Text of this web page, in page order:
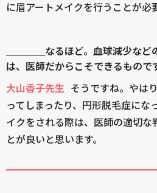
に眉アートメイクを行うことが必
＿＿＿＿なるほど。血球減少な
は、医師だからこそできるもので
大山香子先生
そうですね。やは
ってしまったり、円形脱毛症にな
イクをされる際は、医師の適切な
とが良いと思います。